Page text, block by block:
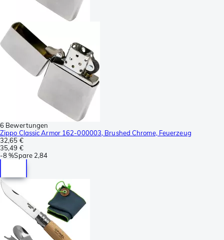
6 Bewertungen
Zippo Classic Armor 162-000003, Brushed Chrome, Feuerzeug
32,65 €
35,49 €
-8 %Spare 2,84